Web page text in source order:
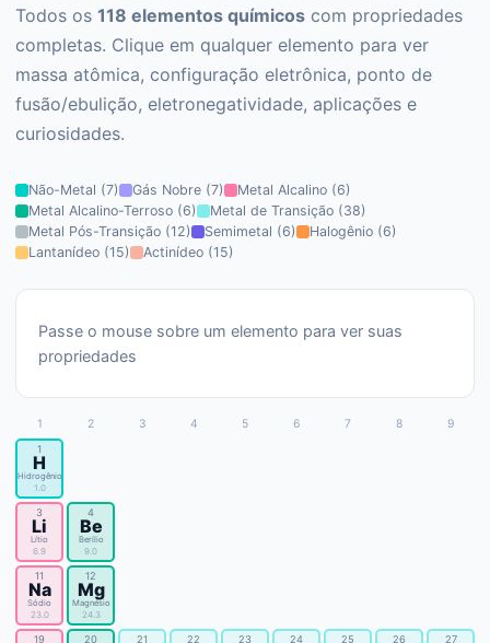
Todos os 118 elementos químicos com propriedades
completas. Clique em qualquer elemento para ver
massa atômica, configuração eletrônica, ponto de
fusão/ebulição, eletronegatividade, aplicações e
curiosidades.
Não-Metal (7) Gás Nobre (7) Metal Alcalino (6)
Metal Alcalino-Terroso (6) Metal de Transição (38)
Metal Pós-Transição (12) Semimetal (6) Halogênio (6)
Lantanídeo (15) Actinídeo (15)
Passe o mouse sobre um elemento para ver suas
propriedades
1 2 3 4 5 6 7 8 9
1
H
Hidrogênio
1.0
3
Li
Lítio
6.9
4
Be
Berílio
9.0
11
Na
Sódio
23.0
12
Mg
Magnésio
24.3
19 20 21 22 23 24 25 26 27